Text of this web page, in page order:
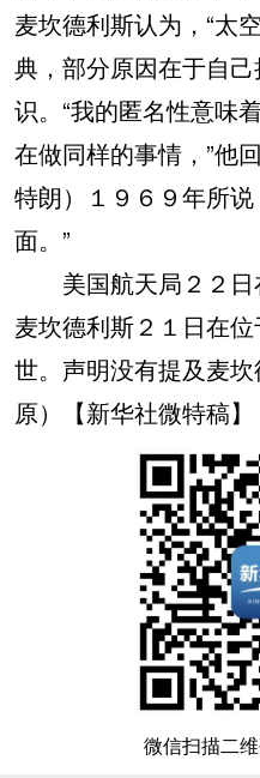
麦坎德利斯认为，“太
典，部分原因在于自
识。“我的匿名性意味
在做同样的事情，”他
特朗）１９６９年所
面。”
美国航天局２２日
麦坎德利斯２１日在
世。声明没有提及麦
原）【新华社微特稿】
微信扫描二